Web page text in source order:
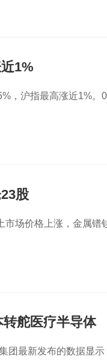
1%
，沪指最高涨近1%
股
场价格上涨，金属
舵医疗半导体
团最新发布的数据显